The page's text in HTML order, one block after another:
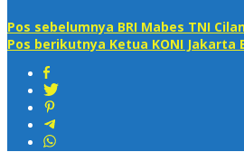
Pos sebelumnya BRI Mabes TNI
Pos berikutnya Ketua KONI